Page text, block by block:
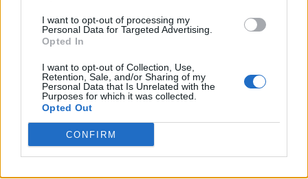
I want to opt-out of processing my
Personal Data for Targeted Advertising.
Opted In
I want to opt-out of Collection, Use,
Retention, Sale, and/or Sharing of my
Personal Data that Is Unrelated with the
Purposes for which it was collected.
Opted Out
CONFIRM
Consiglio di Stato
ordina gli scorrimenti a
riassegnati per merito